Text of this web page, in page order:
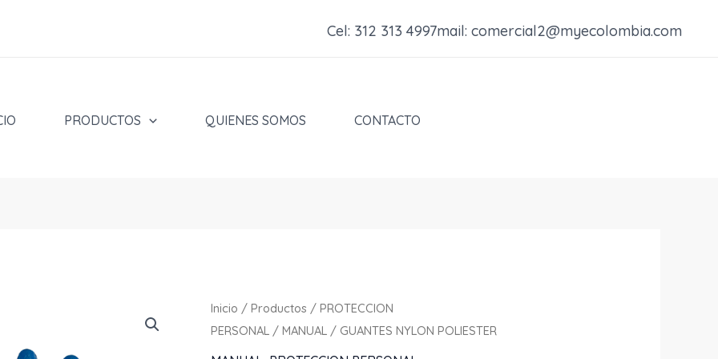
Cel: 312 313 4997mail: comercial2@myecolombia.com
PRODUCTOS QUIENES SOMOS CONTACTO
Inicio /Productos /PROTECCION
PERSONAL /MANUAL / GUANTES NYLON POLIESTER